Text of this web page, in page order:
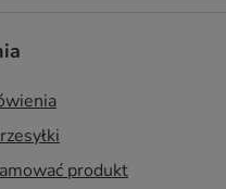
produkt